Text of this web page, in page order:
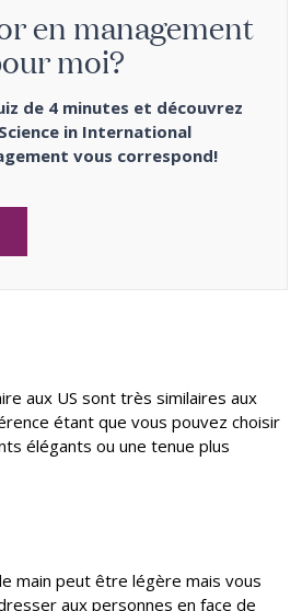
en management
moi?
de 4 minutes et découvrez
in International
vous correspond!
aux US sont très similaires aux
étant que vous pouvez choisir
élégants ou une tenue plus
main peut être légère mais vous
aux personnes en face de